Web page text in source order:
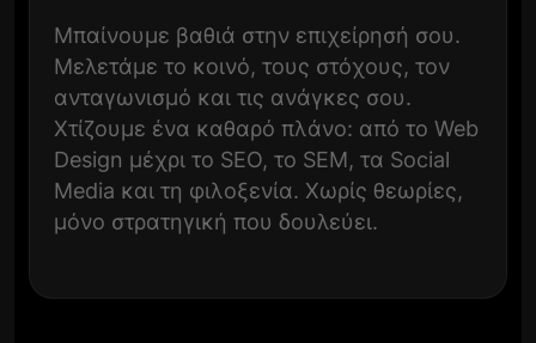
Μπαίνουμε βαθιά στην επιχείρησή σου.
Μελετάμε το κοινό, τους στόχους, τον
ανταγωνισμό και τις ανάγκες σου.
Χτίζουμε ένα καθαρό πλάνο: από το Web
Design μέχρι το SEO, το SEM, τα Social
Media και τη φιλοξενία. Χωρίς θεωρίες,
μόνο στρατηγική που δουλεύει.